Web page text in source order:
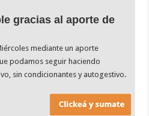
gracias al aporte de
mediante un aporte
podamos seguir haciendo
sin condicionantes y autogestivo.